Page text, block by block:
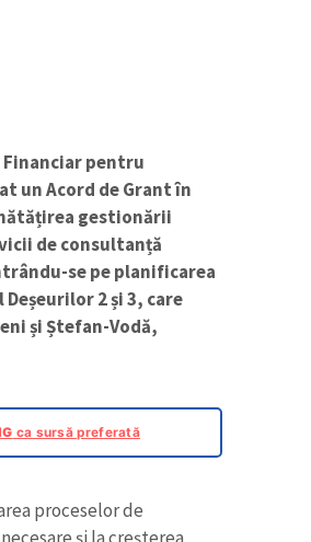
pentru
un Acord de Grant în
gestionării
de consultanță
se pe planificarea
2 și 3, care
și Ștefan-Vodă,
ca sursă preferată
proceselor de